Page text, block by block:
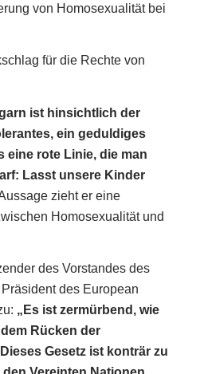
von Homosexualität bei
für die Rechte von
ist hinsichtlich der
ein geduldiges
rote Linie, die man
Lasst unsere Kinder
zieht er eine
Homosexualität und
des Vorstandes des
des European
„Es ist zermürbend, wie
Rücken der
Gesetz ist konträr zu